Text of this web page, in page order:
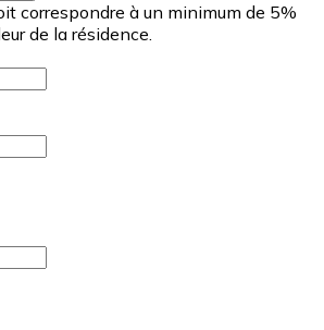
correspondre à un minimum de 5%
de la résidence.